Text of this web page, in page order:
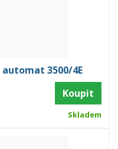
automat 3500/4E
Koupit
Skladem